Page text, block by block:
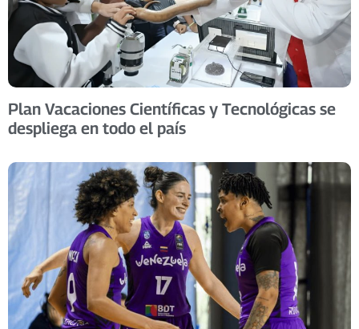
Plan Vacaciones Científicas y Tecnológicas se
despliega en todo el país